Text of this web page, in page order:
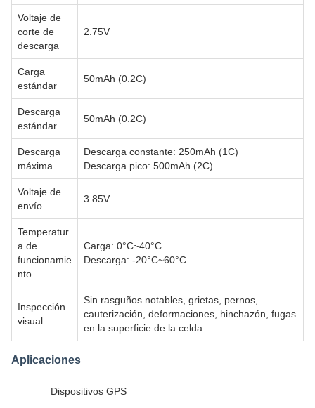
Voltaje de
corte de
descarga
2.75V
Carga
estándar
50mAh (0.2C)
Descarga
estándar
50mAh (0.2C)
Descarga
máxima
Descarga constante: 250mAh (1C)
Descarga pico: 500mAh (2C)
Voltaje de
envío
3.85V
Temperatur
a de
funcionamie
nto
Carga: 0°C~40°C
Descarga: -20°C~60°C
Inspección
visual
Sin rasguños notables, grietas, pernos,
cauterización, deformaciones, hinchazón, fugas
en la superficie de la celda
Aplicaciones
Dispositivos GPS